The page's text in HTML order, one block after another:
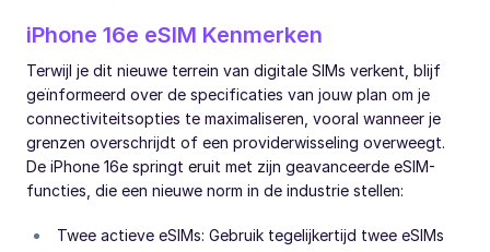
iPhone 16e eSIM Kenmerken
Terwijl je dit nieuwe terrein van digitale SIMs verkent, blijf
geïnformeerd over de specificaties van jouw plan om je
connectiviteitsopties te maximaliseren, vooral wanneer je
grenzen overschrijdt of een providerwisseling overweegt.
De iPhone 16e springt eruit met zijn geavanceerde eSIM-
functies, die een nieuwe norm in de industrie stellen:
Twee actieve eSIMs: Gebruik tegelijkertijd twee eSIMs